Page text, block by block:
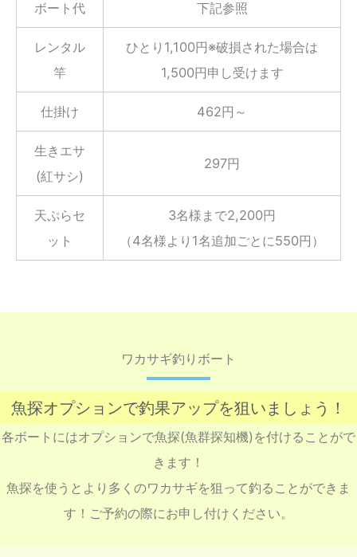
ボート代 下記参照
レンタル
竿
ひとり1,100円※破損された場合は
1,500円申し受けます
仕掛け 462円～
生きエサ
(紅サシ)
297円
天ぷらセ
ット
3名様まで2,200円
（4名様より1名追加ごとに550円）
ワカサギ釣りボート
魚探オプションで釣果アップを狙いましょう！
各ボートにはオプションで魚探(魚群探知機)を付けることがで
きます！
魚探を使うとより多くのワカサギを狙って釣ることができま
す！ご予約の際にお申し付けください。